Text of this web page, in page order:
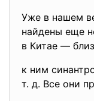
Уже в нашем
найдены еще
в Китае —
к ним
т. д. Все они